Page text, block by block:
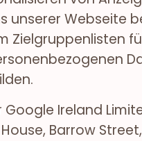
unserer Webseite
Zielgruppenlisten
Ireland
Barrow